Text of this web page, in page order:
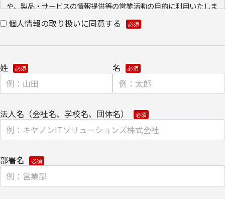
や、製品・サービスの情報提供等の営業活動の目的に利用いたしま
す。ご本人の同意なく利用目的以外に利用いたしません。
場合があります。取得可能なアクセス履歴は、メールに設定したリ
ンク先ページ、および当社と当社のグループ会社が運営・開設する
ウェブページ内に限られます。アクセス履歴は、市場分析、およ
ウェブサイトにおける、お客さまアクセス情報の取り扱いについ
て。
の収集
【第三者提供に関して】
個人情報の取り扱いに同意する
姓 名
法人名（会社名、学校名、団体名）
部署名